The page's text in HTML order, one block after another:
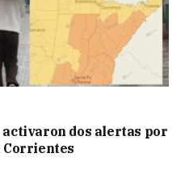
activaron dos alertas por